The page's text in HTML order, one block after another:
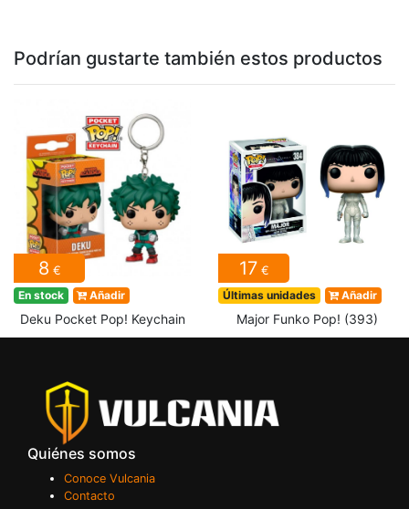
Podrían gustarte también estos productos
8 €
En stock Añadir
Deku Pocket Pop! Keychain
17 €
Últimas unidades Añadir
Major Funko Pop! (393)
Quiénes somos
Conoce Vulcania
Contacto